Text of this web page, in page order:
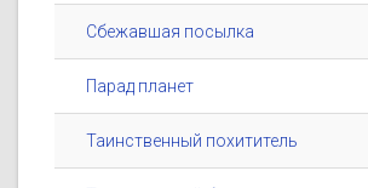
Сбежавшая посылка
Парад планет
Таинственный похититель